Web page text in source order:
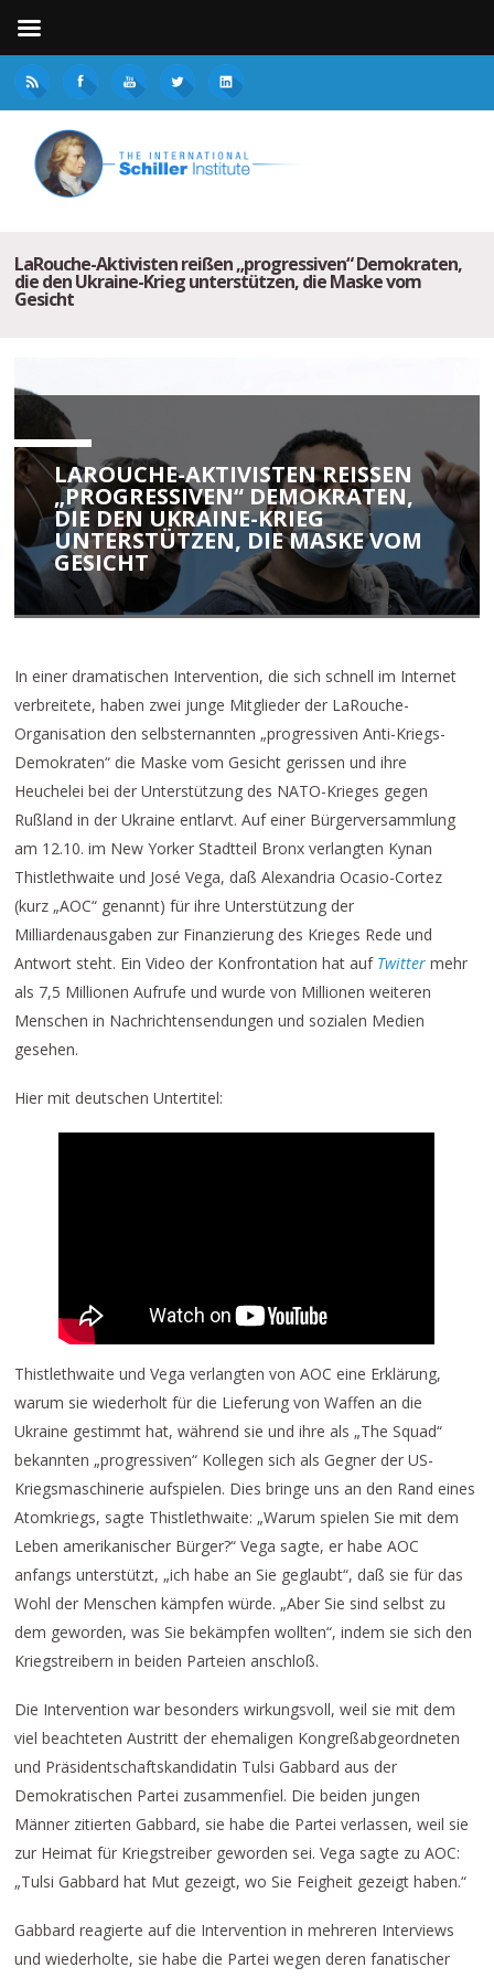
LaRouche-Aktivisten reißen „progressiven“ Demokraten,
die den Ukraine-Krieg unterstützen, die Maske vom
Gesicht
LAROUCHE-AKTIVISTEN REISSEN „
PROGRESSIVEN“ DEMOKRATEN, D
IE DEN UKRAINE-KRIEG U
NTERSTÜTZEN, DIE MASKE VOM G
ESICHT
In einer dramatischen Intervention, die sich schnell im Internet
verbreitete, haben zwei junge Mitglieder der LaRouche-
Organisation den selbsternannten „progressiven Anti-Kriegs-
Demokraten“ die Maske vom Gesicht gerissen und ihre
Heuchelei bei der Unterstützung des NATO-Krieges gegen
Rußland in der Ukraine entlarvt. Auf einer Bürgerversammlung
am 12.10. im New Yorker Stadtteil Bronx verlangten Kynan
Thistlethwaite und José Vega, daß Alexandria Ocasio-Cortez
(kurz „AOC“ genannt) für ihre Unterstützung der
Milliardenausgaben zur Finanzierung des Krieges Rede und
Antwort steht. Ein Video der Konfrontation hat auf Twitter mehr
als 7,5 Millionen Aufrufe und wurde von Millionen weiteren
Menschen in Nachrichtensendungen und sozialen Medien
gesehen.
Hier mit deutschen Untertitel:
Thistlethwaite und Vega verlangten von AOC eine Erklärung,
warum sie wiederholt für die Lieferung von Waffen an die
Ukraine gestimmt hat, während sie und ihre als „The Squad“
bekannten „progressiven“ Kollegen sich als Gegner der US-
Kriegsmaschinerie aufspielen. Dies bringe uns an den Rand eines
Atomkriegs, sagte Thistlethwaite: „Warum spielen Sie mit dem
Leben amerikanischer Bürger?“ Vega sagte, er habe AOC
anfangs unterstützt, „ich habe an Sie geglaubt“, daß sie für das
Wohl der Menschen kämpfen würde. „Aber Sie sind selbst zu
dem geworden, was Sie bekämpfen wollten“, indem sie sich den
Kriegstreibern in beiden Parteien anschloß.
Die Intervention war besonders wirkungsvoll, weil sie mit dem
viel beachteten Austritt der ehemaligen Kongreßabgeordneten
und Präsidentschaftskandidatin Tulsi Gabbard aus der
Demokratischen Partei zusammenfiel. Die beiden jungen
Männer zitierten Gabbard, sie habe die Partei verlassen, weil sie
zur Heimat für Kriegstreiber geworden sei. Vega sagte zu AOC:
„Tulsi Gabbard hat Mut gezeigt, wo Sie Feigheit gezeigt haben.“
Gabbard reagierte auf die Intervention in mehreren Interviews
und wiederholte, sie habe die Partei wegen deren fanatischer